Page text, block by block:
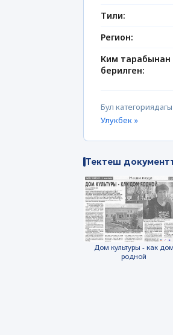
Тили:
Регион:
Ким тарабынан
берилген:
Бул
Улукбек »
Тектеш
Дом культуры - как дом
родной